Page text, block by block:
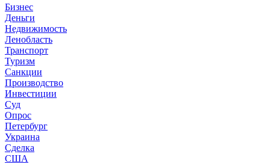
Бизнес
Деньги
Недвижимость
Ленобласть
Транспорт
Туризм
Санкции
Производство
Инвестиции
Суд
Опрос
Петербург
Украина
Сделка
США